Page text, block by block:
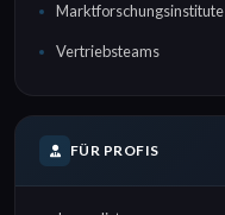
Marktforschungsinstitute
Vertriebsteams
FÜR PROFIS